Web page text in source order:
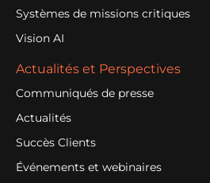
Systèmes de missions critiques
Vision AI
Actualités et Perspectives
Communiqués de presse
Actualités
Succès Clients
Événements et webinaires